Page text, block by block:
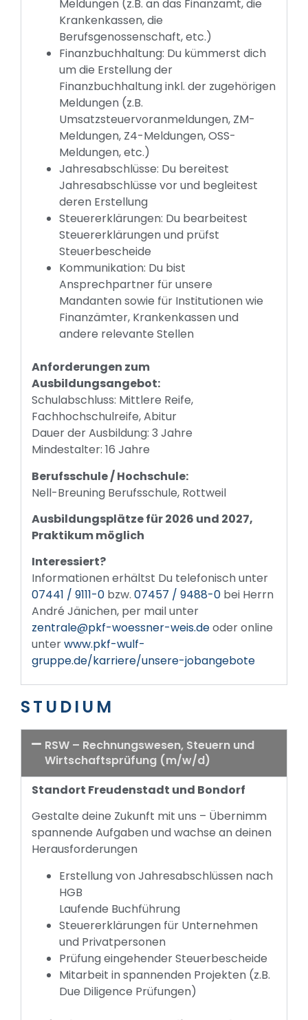
Meldungen (z.B. an das Finanzamt, die
Krankenkassen, die
Berufsgenossenschaft, etc.)
Finanzbuchhaltung: Du kümmerst dich
um die Erstellung der
Finanzbuchhaltung inkl. der zugehörigen
Meldungen (z.B.
Umsatzsteuervoranmeldungen, ZM-
Meldungen, Z4-Meldungen, OSS-
Meldungen, etc.)
Jahresabschlüsse: Du bereitest
Jahresabschlüsse vor und begleitest
deren Erstellung
Steuererklärungen: Du bearbeitest
Steuererklärungen und prüfst
Steuerbescheide
Kommunikation: Du bist
Ansprechpartner für unsere
Mandanten sowie für Institutionen wie
Finanzämter, Krankenkassen und
andere relevante Stellen
Anforderungen zum
Ausbildungsangebot:
Schulabschluss: Mittlere Reife,
Fachhochschulreife, Abitur
Dauer der Ausbildung: 3 Jahre
Mindestalter: 16 Jahre
Berufsschule / Hochschule:
Nell-Breuning Berufsschule, Rottweil
Ausbildungsplätze für 2026 und 2027,
Praktikum möglich
Interessiert?
Informationen erhältst Du telefonisch unter
07441 / 9111-0 bzw. 07457 / 9488-0 bei Herrn
André Jänichen, per mail unter
zentrale@pkf-woessner-weis.deoder online
unterwww.pkf-wulf-
gruppe.de/karriere/unsere-jobangebote
STUDIUM
RSW – Rechnungswesen, Steuern und
Wirtschaftsprüfung (m/w/d)
Standort Freudenstadt und Bondorf
Gestalte deine Zukunft mit uns – Übernimm
spannende Aufgaben und wachse an deinen
Herausforderungen
Erstellung von Jahresabschlüssen nach
HGB
Laufende Buchführung
Steuererklärungen für Unternehmen
und Privatpersonen
Prüfung eingehender Steuerbescheide
Mitarbeit in spannenden Projekten (z.B.
Due Diligence Prüfungen)